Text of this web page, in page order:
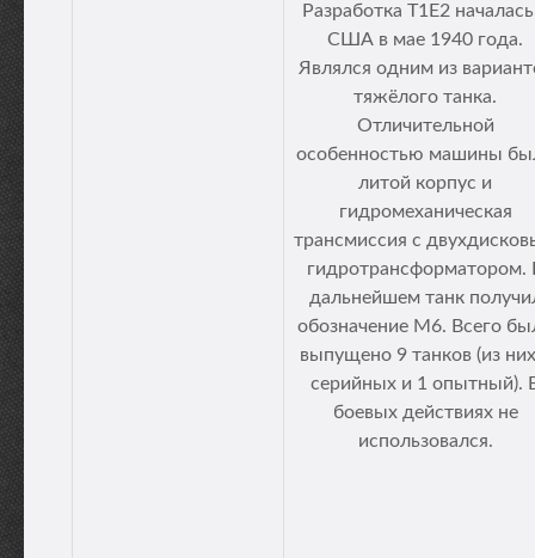
Разработка Т1Е2
США в мае 1940 года.
Являлся одним из
тяжёлого танка.
Отличительной
особенностью машины
литой корпус и
гидромеханическая
трансмиссия с
гидротрансформатором.
дальнейшем танк
обозначение М6. Всего
выпущено 9 танков (из
серийных и 1 опытный).
боевых действиях не
использовался.